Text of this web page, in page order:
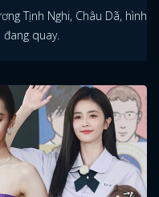
Tịnh Nghi, Châu Dã, hình
quay.